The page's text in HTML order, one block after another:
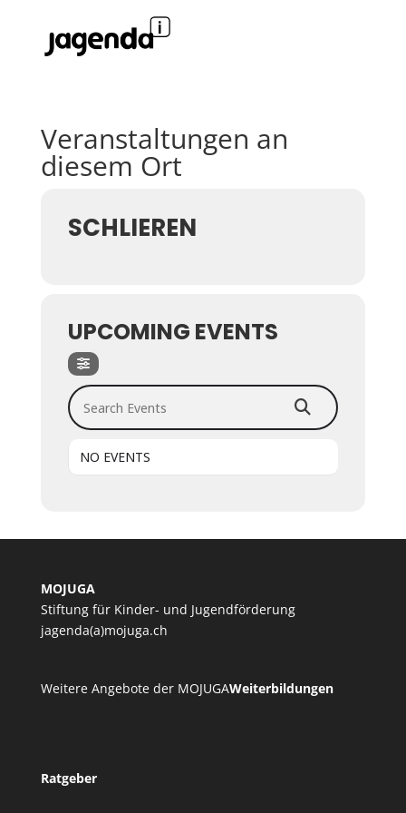
Veranstaltungen an
diesem Ort
SCHLIEREN
UPCOMING EVENTS
Search Events
NO EVENTS
MOJUGA
Stiftung für Kinder- und Jugendförderung
jagenda(a)mojuga.ch
Weitere Angebote der MOJUGAWeiterbildungen
Ratgeber